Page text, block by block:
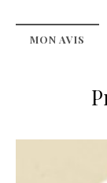
MON AVIS